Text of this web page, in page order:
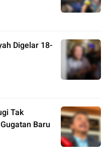
Digelar 18-
Tak
Baru